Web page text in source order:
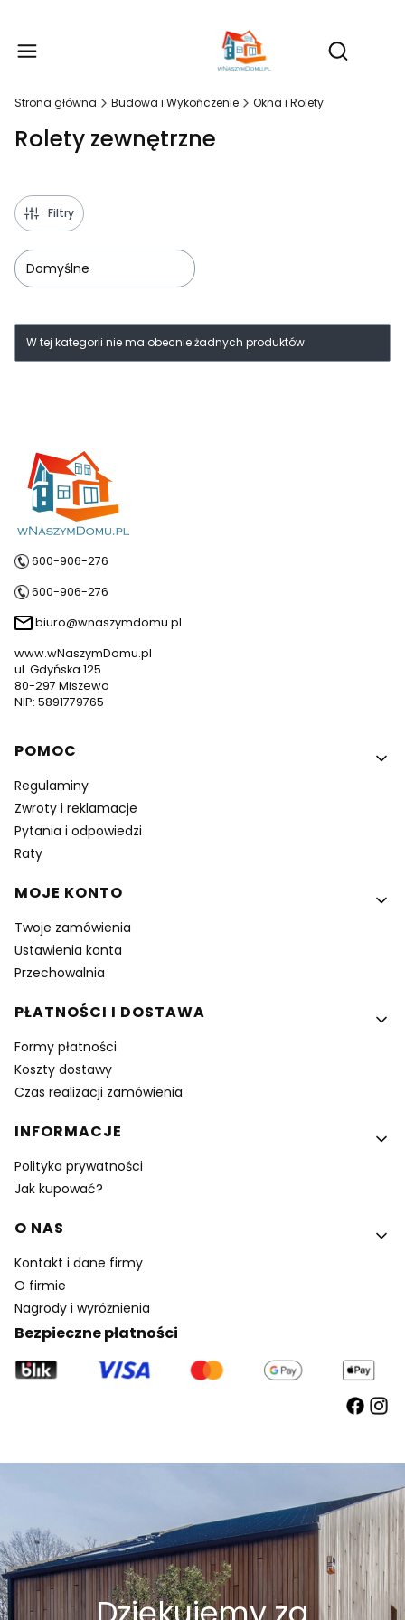
Otwórz
Strona główna Budowa i Wykończenie Okna i Rolety
Rolety zewnętrzne
Filtry
Domyślne
Lista produktów
W tej kategorii nie ma obecnie żadnych produktów
600-906-276
600-906-276
biuro@wnaszymdomu.pl
www.wNaszymDomu.pl
ul. Gdyńska 125
80-297 Miszewo
NIP: 5891779765
Linki w stopce
POMOC
Regulaminy
Zwroty i reklamacje
Pytania i odpowiedzi
Raty
MOJE KONTO
Twoje zamówienia
Ustawienia konta
Przechowalnia
PŁATNOŚCI I DOSTAWA
Formy płatności
Koszty dostawy
Czas realizacji zamówienia
INFORMACJE
Polityka prywatności
Jak kupować?
O NAS
Kontakt i dane firmy
O firmie
Nagrody i wyróżnienia
Bezpieczne płatności